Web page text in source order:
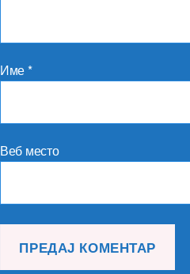
Име*
Веб место